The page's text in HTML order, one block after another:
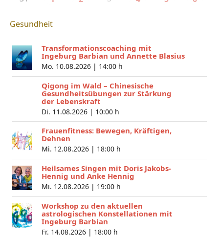
Gesundheit
Transformationscoaching mit
Ingeburg Barbian und Annette Blasius
Mo. 10.08.2026 | 14:00 h
Qigong im Wald – Chinesische
Gesundheitsübungen zur Stärkung
der Lebenskraft
Di. 11.08.2026 | 10:00 h
Frauenfitness: Bewegen, Kräftigen,
Dehnen
Mi. 12.08.2026 | 18:00 h
Heilsames Singen mit Doris Jakobs-
Hennig und Anke Hennig
Mi. 12.08.2026 | 19:00 h
Workshop zu den aktuellen
astrologischen Konstellationen mit
Ingeburg Barbian
Fr. 14.08.2026 | 18:00 h